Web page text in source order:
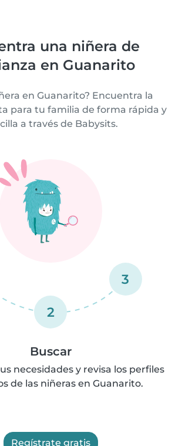
una niñera de
en Guanarito
en Guanarito? Encuentra la
para tu familia de forma rápida y
a través de Babysits.
2
3
Buscar
necesidades y revisa los perfiles
de las niñeras en Guanarito.
Regístrate gratis